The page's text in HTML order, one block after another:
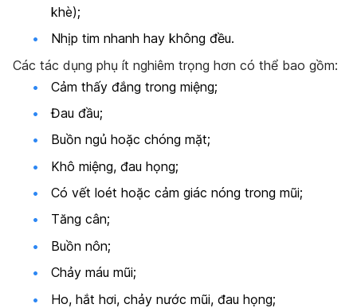
khè);
Nhịp tim nhanh hay không đều.
Các tác dụng phụ ít nghiêm trọng hơn có thể bao gồm:
Cảm thấy đắng trong miệng;
Đau đầu;
Buồn ngủ hoặc chóng mặt;
Khô miệng, đau họng;
Có vết loét hoặc cảm giác nóng trong mũi;
Tăng cân;
Buồn nôn;
Chảy máu mũi;
Ho, hắt hơi, chảy nước mũi, đau họng;